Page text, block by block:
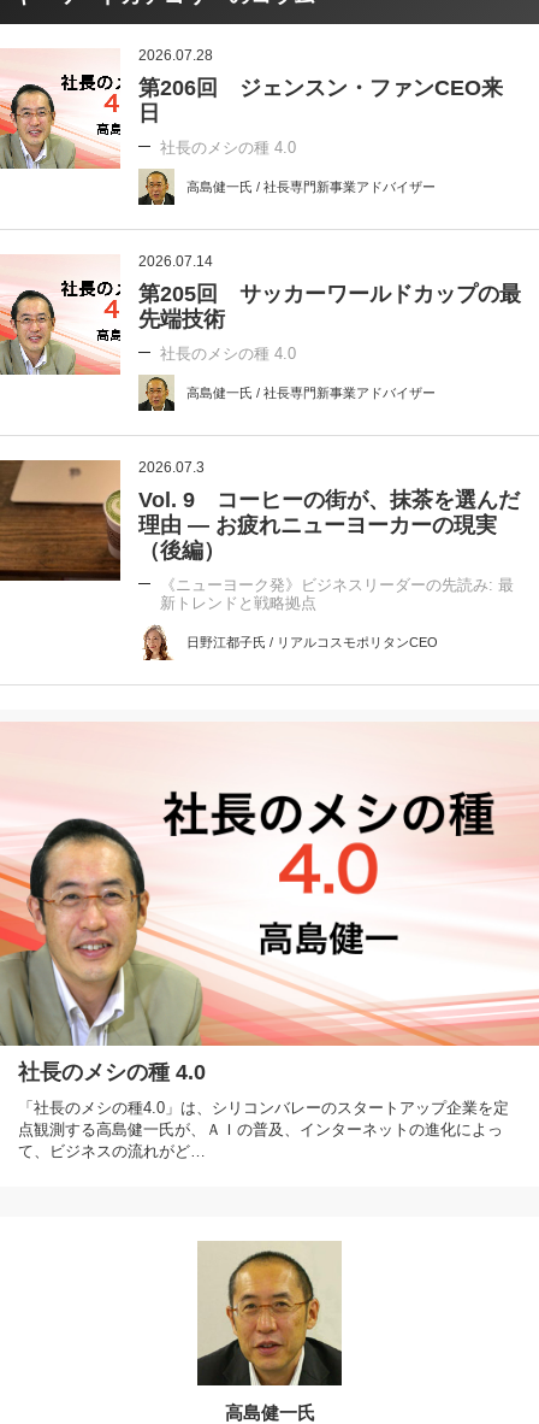
2026.07.28
第206回 ジェンスン・ファンCEO来
日
社長のメシの種 4.0
高島健一氏 / 社長専門新事業アドバイザー
2026.07.14
第205回 サッカーワールドカップの最
先端技術
社長のメシの種 4.0
高島健一氏 / 社長専門新事業アドバイザー
2026.07.3
Vol. 9 コーヒーの街が、抹茶を選んだ
理由 ― お疲れニューヨーカーの現実
（後編）
《ニューヨーク発》ビジネスリーダーの先読み: 最
新トレンドと戦略拠点
日野江都子氏 / リアルコスモポリタンCEO
社長のメシの種 4.0
「社長のメシの種4.0」は、シリコンバレーのスタートアップ企業を定
点観測する高島健一氏が、ＡＩの普及、インターネットの進化によっ
て、ビジネスの流れがど…
高島健一氏